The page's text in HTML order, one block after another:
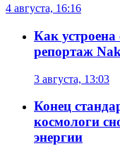
4 августа, 16:16
Как
репортаж
3 августа, 13:03
Конец
космологи
энергии